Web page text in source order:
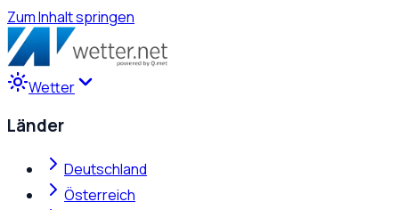
Zum Inhalt springen
Wetter
Länder
Deutschland
Österreich